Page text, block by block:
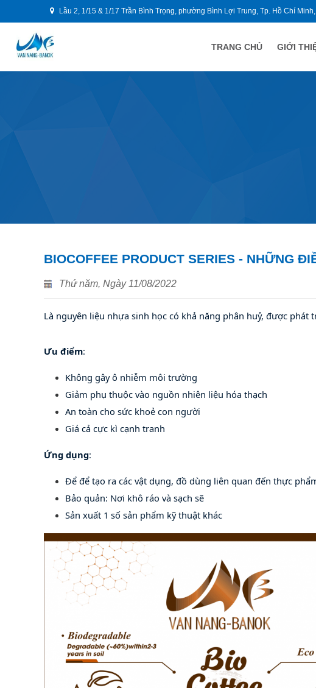
Lầu 2, 1/15 & 1/17 Trần Bình Trọng, phường Bình Lợi Trung, Tp. Hồ Chí
TRANG CHỦ GIỚI
BIOCOFFEE PRODUCT SERIES - NHỮNG
Thứ năm, Ngày 11/08/2022
Là nguyên liệu nhựa sinh học có khả năng phân huỷ, được phát
Ưu điểm:
Không gây ô nhiễm môi trường
Giảm phụ thuộc vào nguồn nhiên liệu hóa thạch
An toàn cho sức khoẻ con người
Giá cả cực kì cạnh tranh
Ứng dụng:
Để để tạo ra các vật dụng, đồ dùng liên quan đến thực
Bảo quản: Nơi khô ráo và sạch sẽ
Sản xuất 1 số sản phẩm kỹ thuật khác